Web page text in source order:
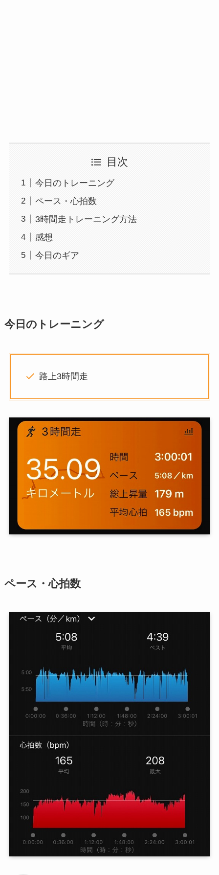
目次
今日のトレーニング
ペース・心拍数
3時間走トレーニング方法
感想
今日のギア
今日 のトレーニング
路上3時間走
ペース ・心拍数